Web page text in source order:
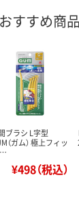
すすめ商品
ブラシ L字型
（ガム） 極上フィッ
…
¥498（税込）